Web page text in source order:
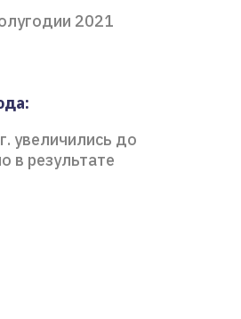
2021
увеличились до
в результате